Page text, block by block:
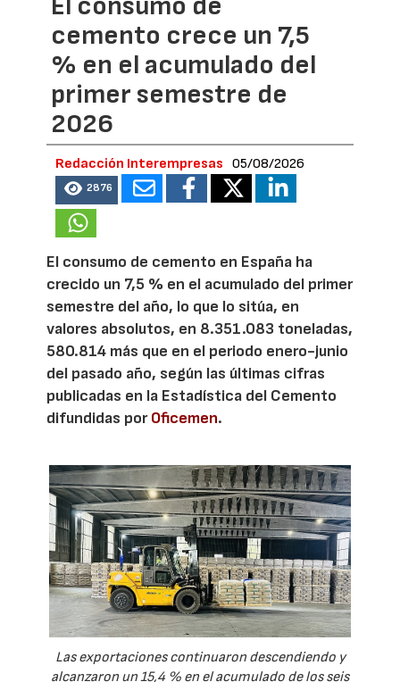
El consumo de
cemento crece un 7,5
% en el acumulado del
primer semestre de
2026
Redacción Interempresas 05/08/2026
2876
El consumo de cemento en España ha
crecido un 7,5 % en el acumulado del primer
semestre del año, lo que lo sitúa, en
valores absolutos, en 8.351.083 toneladas,
580.814 más que en el periodo enero-junio
del pasado año, según las últimas cifras
publicadas en la Estadística del Cemento
difundidas porOficemen.
Las exportaciones continuaron descendiendo y
alcanzaron un 15,4 % en el acumulado de los seis